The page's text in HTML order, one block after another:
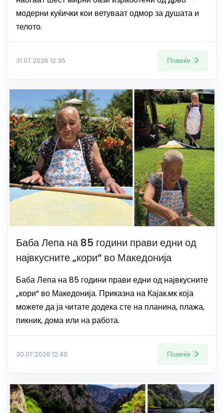
модерни куќички кои ветуваат одмор за душата и
телото.
31.07.2026 12:35 Повеќе
Баба Лепа на 85 години прави едни од
највкусните „кори“ во Македонија
Баба Лепа на 85 години прави едни од највкусните
„кори“ во Македонија. Приказна на Кајак.мк која
можете да ја читате додека сте на планина, плажа,
пикник, дома или на работа.
30.07.2026 12:40 Повеќе